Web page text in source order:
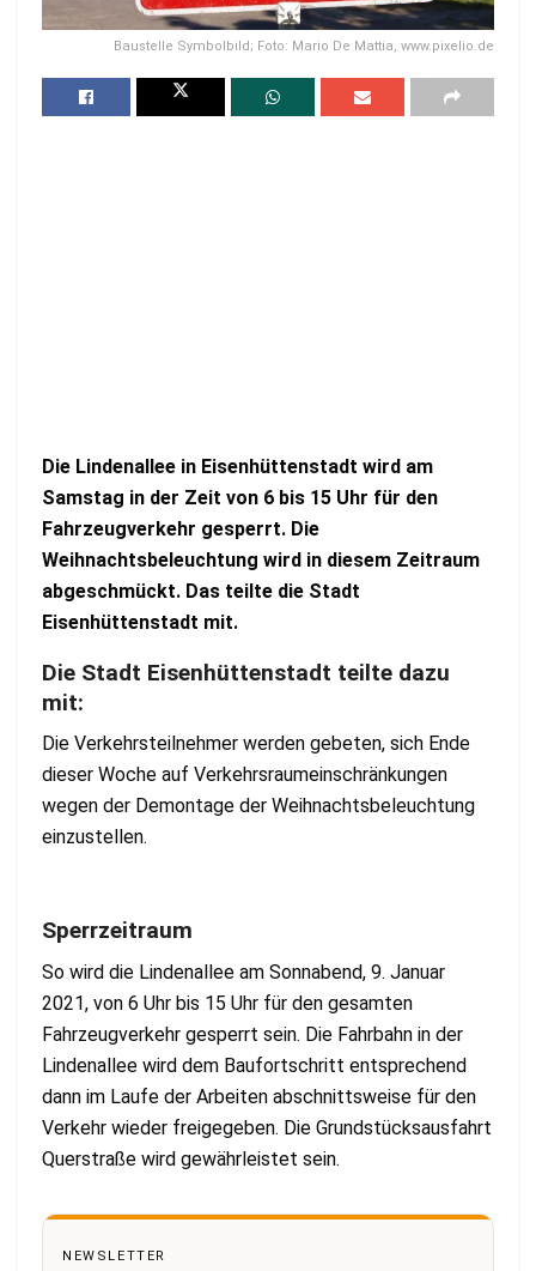
Baustelle Symbolbild; Foto: Mario De Mattia, www.pixelio.de
Die Lindenallee in Eisenhüttenstadt wird am
Samstag in der Zeit von 6 bis 15 Uhr für den
Fahrzeugverkehr gesperrt. Die
Weihnachtsbeleuchtung wird in diesem Zeitraum
abgeschmückt. Das teilte die Stadt
Eisenhüttenstadt mit.
Die Stadt Eisenhüttenstadt teilte dazu
mit:
Die Verkehrsteilnehmer werden gebeten, sich Ende
dieser Woche auf Verkehrsraumeinschränkungen
wegen der Demontage der Weihnachtsbeleuchtung
einzustellen.
Sperrzeitraum
So wird die Lindenallee am Sonnabend, 9. Januar
2021, von 6 Uhr bis 15 Uhr für den gesamten
Fahrzeugverkehr gesperrt sein. Die Fahrbahn in der
Lindenallee wird dem Baufortschritt entsprechend
dann im Laufe der Arbeiten abschnittsweise für den
Verkehr wieder freigegeben. Die Grundstücksausfahrt
Querstraße wird gewährleistet sein.
NEWSLETTER